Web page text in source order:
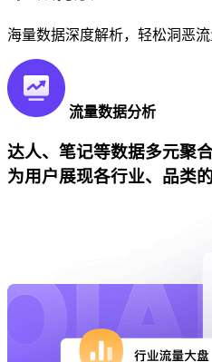
海量数据深度解析，轻松洞恶
流量数据分析
达人、笔记等数据多元聚
为用户展现各行业、品类